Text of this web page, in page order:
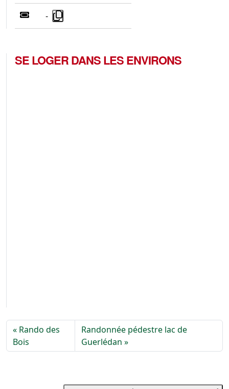
-
SE LOGER DANS LES ENVIRONS
Rando des
Bois
Randonnée pédestre lac de
Guerlédan